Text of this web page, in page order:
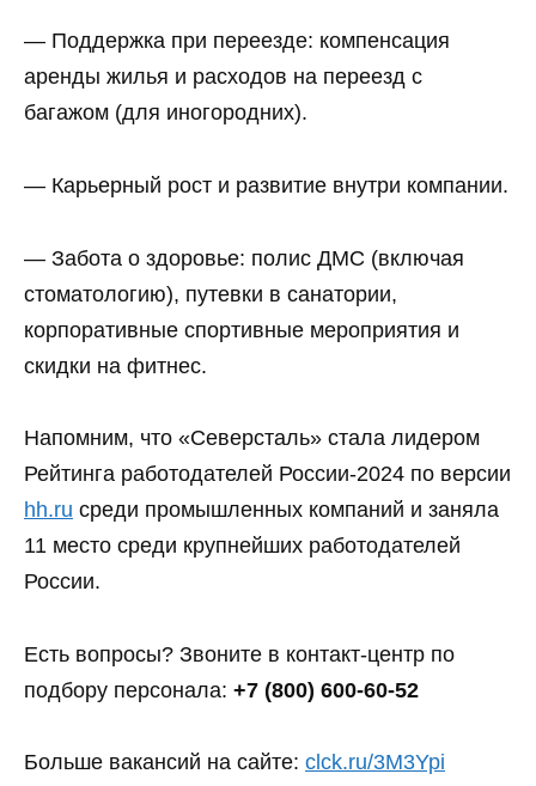
— Поддержка при переезде: компенсация
аренды жилья и расходов на переезд с
багажом (для иногородних).
— Карьерный рост и развитие внутри компании.
— Забота о здоровье: полис ДМС (включая
стоматологию), путевки в санатории,
корпоративные спортивные мероприятия и
скидки на фитнес.
Напомним, что «Северсталь» стала лидером
Рейтинга работодателей России-2024 по версии
hh.ru среди промышленных компаний и заняла
11 место среди крупнейших работодателей
России.
Есть вопросы? Звоните в контакт-центр по
подбору персонала: +7 (800) 600-60-52
Больше вакансий на сайте: clck.ru/3M3Ypi